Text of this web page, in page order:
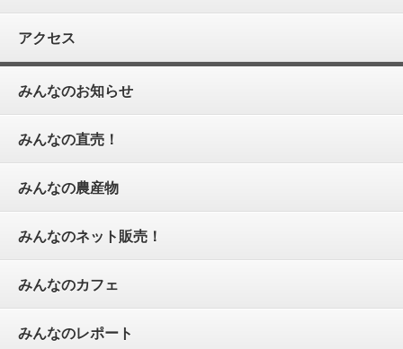
アクセス
みんなのお知らせ
みんなの直売！
みんなの農産物
みんなのネット販売！
みんなのカフェ
みんなのレポート